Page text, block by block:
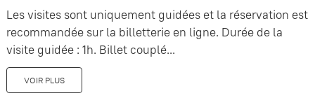
Les visites sont uniquement guidées et la réservation est
recommandée sur la billetterie en ligne. Durée de la
visite guidée : 1h. Billet couplé...
VOIR PLUS